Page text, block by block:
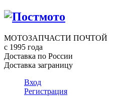
МОТОЗАПЧАСТИ ПОЧТОЙ
с 1995 года
Доставка по России
Доставка заграницу
Вход
Регистрация